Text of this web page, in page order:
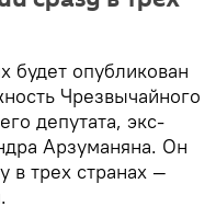
будет опубликован
Чрезвычайного
депутата, экс-
Арзуманяна. Он
в трех странах —